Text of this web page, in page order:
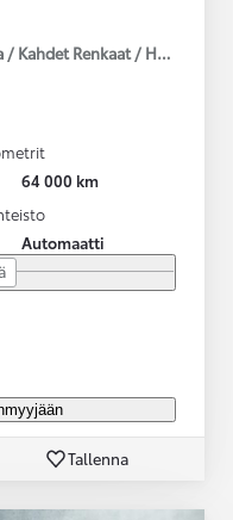
/ Kahdet Renkaat /
64 000 km
Automaatti
Tallenna